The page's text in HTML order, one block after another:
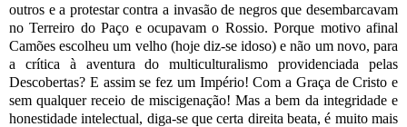
outros e a protestar contra a invasão de negros que desembarcavam
no Terreiro do Paço e ocupavam o Rossio. Porque motivo afinal
Camões escolheu um velho (hoje diz-se idoso) e não um novo, para
a crítica à aventura do multiculturalismo providenciada pelas
Descobertas? E assim se fez um Império! Com a Graça de Cristo e
sem qualquer receio de miscigenação! Mas a bem da integridade e
honestidade intelectual, diga-se que certa direita beata, é muito mais